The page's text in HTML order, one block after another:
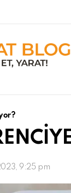
9:25 pm